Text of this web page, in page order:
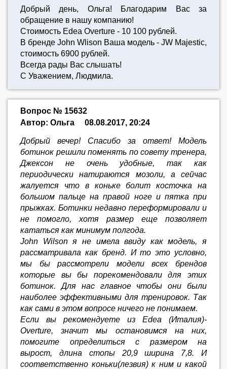
Добрый день, Ольга! Благодарим Вас за
обращение в нашу компанию!
Стоимость Edea Overture - 10 100 рублей.
В бренде John Wlison Ваша модель - JW Majestic,
стоимость 6900 рублей.
Всегда рады Вас слышать!
С Уважением, Людмила.
Вопрос № 15632
Автор: Ольга
08.08.2017, 20:24
Добрый вечер! Спасибо за ответ! Модель
ботинок решили поменять по совету тренера,
Джексон не очень удобные, так как
периодически натираются мозоли, а сейчас
жалуется что в коньке болит косточка на
большом пальце на правой ноге и пятка при
прыжках. Ботинки недавно переформировали и
не помогло, хотя размер еще позволяет
кататься как минимум полгода.
John Wilson я не имела ввиду как модель, я
рассматривала как бренд. И то это условно,
мы бы рассмотрели модели всех брендов
которые вы бы порекомендовали для этих
ботинок. Для нас главное чтобы они были
наиболее эффективными для тренировок. Так
как сами в этом вопросе ничего не понимаем.
Если вы рекомендуете из Edea (Италия)-
Overture, значит мы остановимся на них,
помогите определиться с размером на
вырост, длина стопы 20,9 ширина 7,8. И
соответственно коньки(лезвия) к ним и какой